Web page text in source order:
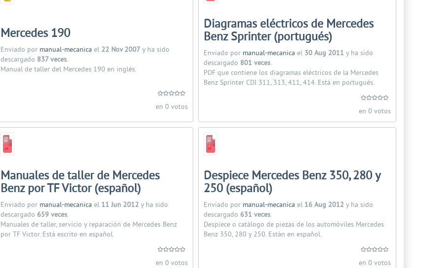
Mercedes 190
Enviado por manual-mecanica el 22 Nov 2007 y ha sido
descargado 837 veces.
Manual de taller del Mercedes 190 en inglés.
en 0 votos
Diagramas eléctricos de Mercedes
Benz Sprinter (portugués)
Enviado por manual-mecanica el 30 Aug 2011 y ha sido
descargado 801 veces.
PDF que contiene los diagramas eléctricos de la Mercedes
Benz Sprinter CDI 311, 313, 411, 414. Está en portugués.
en 0 votos
Manuales de taller de Mercedes
Benz por TF Victor (español)
Enviado por manual-mecanica el 11 Jun 2012 y ha sido
descargado 659 veces.
Manuales de taller, servicio y reparación de Mercedes Benz
por TF Victor. Está escrito en español.
en 0 votos
Despiece Mercedes Benz 350, 280 y
250 (español)
Enviado por manual-mecanica el 16 Aug 2012 y ha sido
descargado 631 veces.
Despiece o catálogo de piezas de los automóviles Mercedes
Benz 350, 280 y 250. Están en español.
en 0 votos